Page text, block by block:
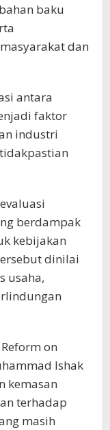
baku
dan
antara
faktor
industri
berdampak
kebijakan
dinilai
usaha,
on
Ishak
kemasan
terhadap
masih